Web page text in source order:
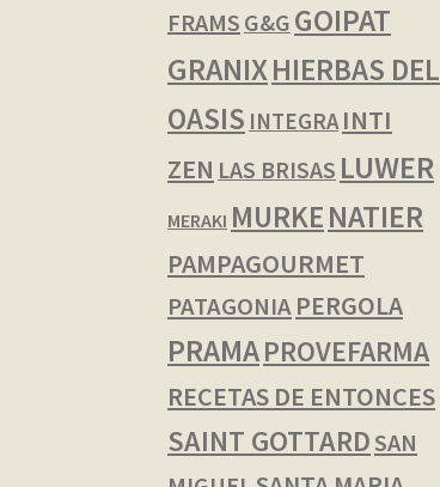
FRAMS G&G GOIPAT
GRANIXHIERBAS DEL
OASIS INTEGRA INTI
ZEN LAS BRISAS LUWER
MERAKI MURKENATIER
PAMPAGOURMET
PATAGONIAPERGOLA
PRAMAPROVEFARMA
RECETAS DE ENTONCES
SAINT GOTTARDSAN